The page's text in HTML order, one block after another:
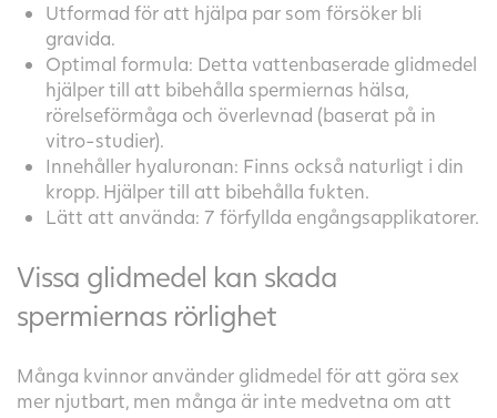
Utformad för att hjälpa par som försöker bli
gravida.
Optimal formula: Detta vattenbaserade glidmedel
hjälper till att bibehålla spermiernas hälsa,
rörelseförmåga och överlevnad (baserat på in
vitro-studier).
Innehåller hyaluronan: Finns också naturligt i din
kropp. Hjälper till att bibehålla fukten.
Lätt att använda: 7 förfyllda engångsapplikatorer.
Vissa glidmedel kan skada
spermiernas rörlighet
Många kvinnor använder glidmedel för att göra sex
mer njutbart, men många är inte medvetna om att